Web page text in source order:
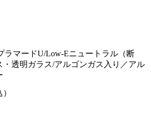
マードU/Low-Eニュートラル（断
・透明ガラス/アルゴンガス入り／アル